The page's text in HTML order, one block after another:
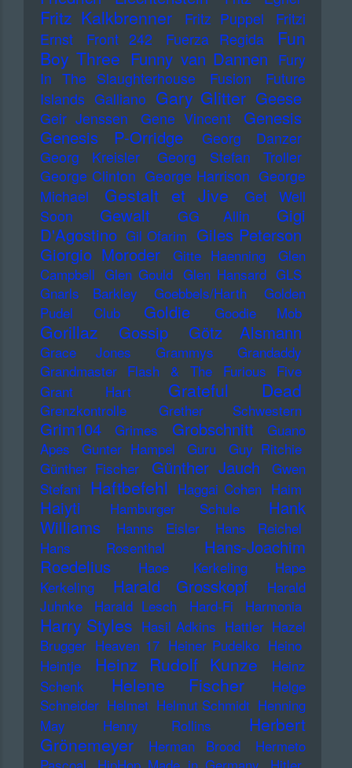
Fritz Kalkbrenner Fritz Puppel
Fritzi
Ernst
Front 242 Fuerza Regida
Fun
Boy Three Funny van Dannen Fury
In The Slaughterhouse
Fusion
Future
Islands Galliano Gary Glitter Geese
Geir Jenssen Gene Vincent
Genesis
Genesis P-Orridge
Georg Danzer
Georg Kreisler
Georg Stefan Troller
George Clinton George Harrison George
Michael
Gestalt et Jive
Get Well
Soon
Gewalt GG Allin
Gigi
D'Agostino Gil Ofarim Giles Peterson
Giorgio Moroder
Gitte Haenning
Glen
Campbell Glen Gould Glen Hansard GLS
Gnarls Barkley
Goebbels/Harth
Golden
Pudel Club
Goldie Goodie Mob
Gorillaz Gossip Götz Alsmann
Grace Jones Grammys
Grandaddy
Grandmaster Flash & The Furious Five
Grant Hart
Grateful Dead
Grenzkontrolle Grether Schwestern
Grim104 Grimes Grobschnitt
Guano
Apes
Gunter Hampel Guru
Guy Ritchie
Günther Fischer
Günther Jauch
Gwen
Stefani Haftbefehl Haggai Cohen Haim
Haiyti Hamburger Schule
Hank
Williams
Hanns Eisler
Hans Reichel
Hans Rosenthal
Hans-Joachim
Roedelius
Haoe Kerkeling
Hape
Kerkeling
Harald Grosskopf
Harald
Juhnke
Harald Lesch Hard-Fi Harmonia
Harry Styles Hasil Adkins Hattler Hazel
Brugger Heaven 17 Heiner Pudelko Heino
Heintje
Heinz Rudolf Kunze
Heinz
Schenk
Helene Fischer
Helge
Schneider Helmet Helmut Schmidt Henning
May
Henry Rollins
Herbert
Grönemeyer
Herman Brood
Hermeto